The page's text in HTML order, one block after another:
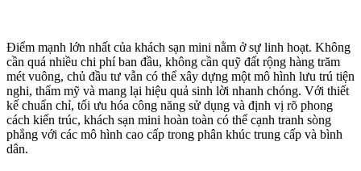
Điểm mạnh lớn nhất của khách sạn mini nằm ở sự linh hoạt. Không
cần quá nhiều chi phí ban đầu, không cần quỹ đất rộng hàng trăm
mét vuông, chủ đầu tư vẫn có thể xây dựng một mô hình lưu trú tiện
nghi, thẩm mỹ và mang lại hiệu quả sinh lời nhanh chóng. Với thiết
kế chuẩn chỉ, tối ưu hóa công năng sử dụng và định vị rõ phong
cách kiến trúc, khách sạn mini hoàn toàn có thể cạnh tranh sòng
phẳng với các mô hình cao cấp trong phân khúc trung cấp và bình
dân.